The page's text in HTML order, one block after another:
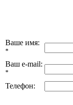
Ваше имя:
*
Ваш e-mail:
*
Телефон: